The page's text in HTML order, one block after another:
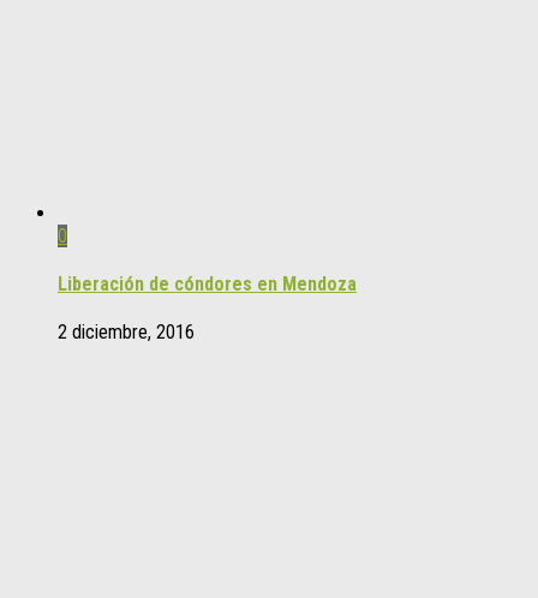
0
Liberación de cóndores en Mendoza
2 diciembre, 2016